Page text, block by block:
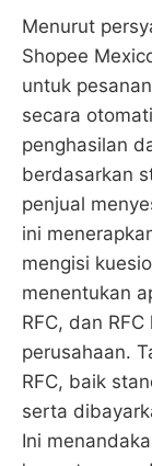
Menurut
Shopee
untuk
secara
penghasilan
berdasarkan
penjual
ini
mengisi
menentukan
RFC, dan
perusahaan.
RFC, baik
serta
Ini